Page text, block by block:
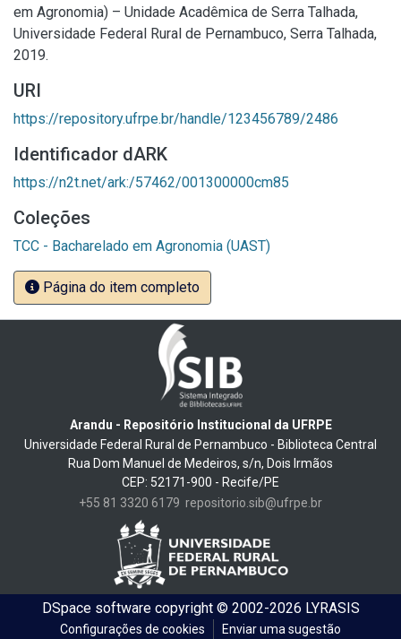
em Agronomia) – Unidade Acadêmica de Serra Talhada,
Universidade Federal Rural de Pernambuco, Serra Talhada,
2019.
URI
https://repository.ufrpe.br/handle/123456789/2486
Identificador dARK
https://n2t.net/ark:/57462/001300000cm85
Coleções
TCC - Bacharelado em Agronomia (UAST)
Página do item completo
Arandu - Repositório Institucional da UFRPE
Universidade Federal Rural de Pernambuco - Biblioteca Central
Rua Dom Manuel de Medeiros, s/n, Dois Irmãos
CEP: 52171-900 - Recife/PE
+55 81 3320 6179 repositorio.sib@ufrpe.br
DSpace softwarecopyright © 2002-2026 LYRASIS
Configurações de cookies Enviar uma sugestão